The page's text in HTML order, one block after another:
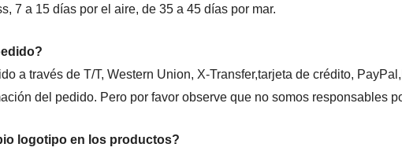
7 a 15 días por el aire, de 35 a 45 días por mar.
a través de T/T, Western Union, X-Transfer,tarjeta de crédito,
del pedido. Pero por favor observe que no somos responsables
logotipo en los productos?